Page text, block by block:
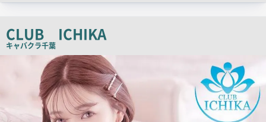
コ
ー
CLUB ICHIKA
キャバクラ千葉
店